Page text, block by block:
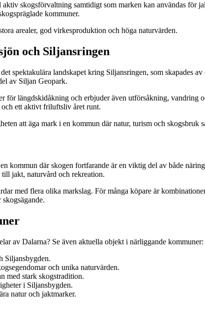
skogsförvaltning samtidigt som marken kan användas för
kommuner.
arealer, god virkesproduktion och höga naturvärden.
och Siljansringen
spektakulära landskapet kring Siljansringen, som skapades
av Siljan Geopark.
för längdskidåkning och erbjuder även utförsåkning, vandring
ett aktivt friluftsliv året runt.
att äga mark i en kommun där natur, turism och skogsbruk
kommun där skogen fortfarande är en viktig del av både
jakt, naturvård och rekreation.
med flera olika markslag. För många köpare är
av Dalarna? Se även aktuella objekt i närliggande kommuner:
Siljansbygden.
och unika naturvärden.
med stark skogstradition.
i Siljansbygden.
natur och jaktmarker.